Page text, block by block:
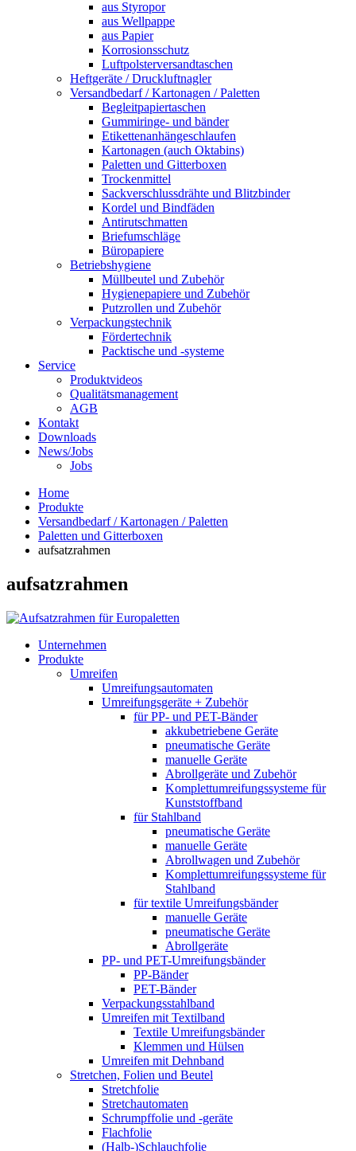
aus Styropor
aus Wellpappe
aus Papier
Korrosionsschutz
Luftpolsterversandtaschen
Heftgeräte / Druckluftnagler
Versandbedarf / Kartonagen / Paletten
Begleitpapiertaschen
Gummiringe- und bänder
Etikettenanhängeschlaufen
Kartonagen (auch Oktabins)
Paletten und Gitterboxen
Trockenmittel
Sackverschlussdrähte und Blitzbinder
Kordel und Bindfäden
Antirutschmatten
Briefumschläge
Büropapiere
Betriebshygiene
Müllbeutel und Zubehör
Hygienepapiere und Zubehör
Putzrollen und Zubehör
Verpackungstechnik
Fördertechnik
Packtische und -systeme
Service
Produktvideos
Qualitätsmanagement
AGB
Kontakt
Downloads
News/Jobs
Jobs
Home
Produkte
Versandbedarf / Kartonagen / Paletten
Paletten und Gitterboxen
aufsatzrahmen
aufsatzrahmen
Unternehmen
Produkte
Umreifen
Umreifungsautomaten
Umreifungsgeräte + Zubehör
für PP- und PET-Bänder
akkubetriebene Geräte
pneumatische Geräte
manuelle Geräte
Abrollgeräte und Zubehör
Komplett­umreifungs­systeme für
Kunststoffband
für Stahlband
pneumatische Geräte
manuelle Geräte
Abrollwagen und Zubehör
Komplett­umreifungs­systeme für
Stahlband
für textile Umreifungsbänder
manuelle Geräte
pneumatische Geräte
Abrollgeräte
PP- und PET-Umreifungsbänder
PP-Bänder
PET-Bänder
Verpackungsstahlband
Umreifen mit Textilband
Textile Umreifungsbänder
Klemmen und Hülsen
Umreifen mit Dehnband
Stretchen, Folien und Beutel
Stretchfolie
Stretchautomaten
Schrumpffolie und -geräte
Flachfolie
(Halb-)Schlauchfolie